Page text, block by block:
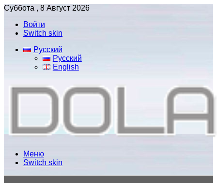
Суббота , 8 Август 2026
Войти
Switch skin
Русский
Русский
English
Меню
Switch skin